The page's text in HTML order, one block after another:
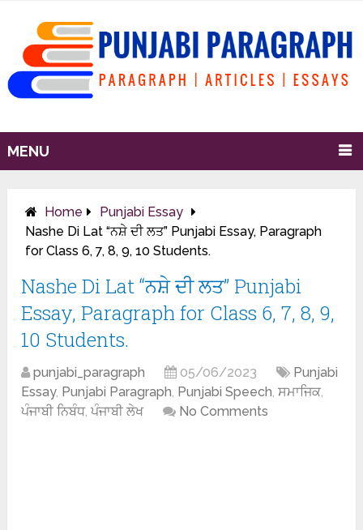
MENU
Home
Punjabi Essay
Nashe Di Lat “ਨਸ਼ੇ ਦੀ ਲਤ” Punjabi Essay, Paragraph
for Class 6, 7, 8, 9, 10 Students.
Nashe Di Lat “ਨਸ਼ੇ ਦੀ ਲਤ” Punjabi
Essay, Paragraph for Class 6, 7, 8, 9,
10 Students.
punjabi_paragraph 05/06/2023
Punjabi
Essay, Punjabi Paragraph, Punjabi Speech,ਸਮਾਜਿਕ,
ਪੰਜਾਬੀ ਨਿਬੰਧ,ਪੰਜਾਬੀ ਲੇਖ No Comments